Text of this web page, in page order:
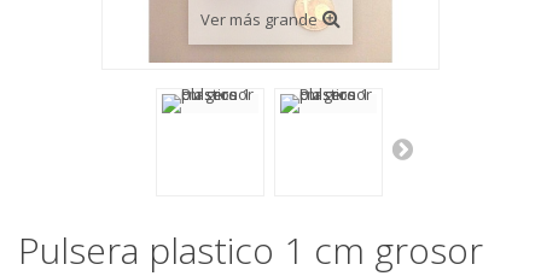
Ver más grande
Pulsera plastico 1 cm grosor